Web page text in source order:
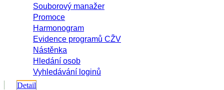
Souborový manažer
Promoce
Harmonogram
Evidence programů CŽV
Nástěnka
Hledání osob
Vyhledávání loginů
Detail